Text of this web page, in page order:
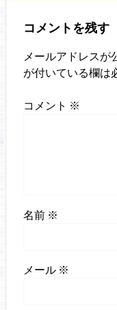
コメントを残す
メールアドレスが
が付いている欄は
コメント ※
名前 ※
メール ※